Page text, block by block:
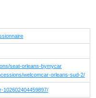
seat-orleans-bymycar
welcomcar-orleans-sud-2/
102602404459897/